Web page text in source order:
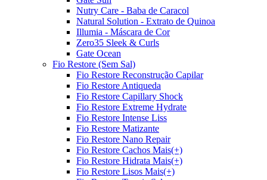
Nutry Care - Baba de Caracol
Natural Solution - Extrato de Quinoa
Illumia - Máscara de Cor
Zero35 Sleek & Curls
Gate Ocean
Fio Restore (Sem Sal)
Fio Restore Reconstrução Capilar
Fio Restore Antiqueda
Fio Restore Capillary Shock
Fio Restore Extreme Hydrate
Fio Restore Intense Liss
Fio Restore Matizante
Fio Restore Nano Repair
Fio Restore Cachos Mais(+)
Fio Restore Hidrata Mais(+)
Fio Restore Lisos Mais(+)